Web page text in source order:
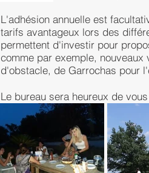
L'adhésion annuelle est
tarifs avantageux lors des
permettent d'investir pour
comme par exemple,
d'obstacle, de Garrochas pour
Le bureau sera heureux de